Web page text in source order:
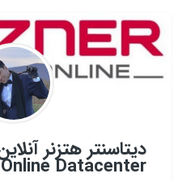
Online Datacenter